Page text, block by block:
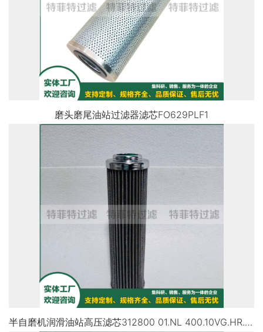
磨头磨尾油站过滤器滤芯FO629PLF1
半自磨机润滑油站高压滤芯312800 01.NL 400.10VG.HR.E.P